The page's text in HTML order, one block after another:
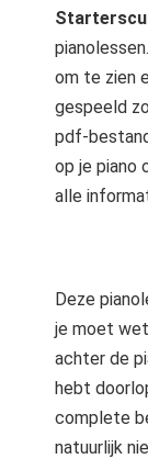
om te zien
gespeeld
pdf-
op je piano
alle
Deze
je moet
achter de
hebt
complete
natuurlijk